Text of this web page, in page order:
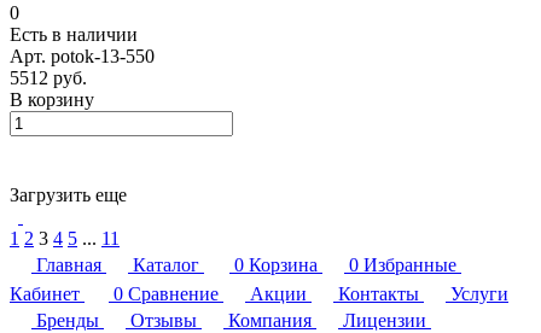
0
Есть в наличии
Арт. potok-13-550
5512 руб.
В корзину
Загрузить еще
1 2 3 4 5 ... 11
Главная
Каталог 0 Корзина 0 Избранные
Кабинет
0 Сравнение Акции Контакты
Услуги
Бренды
Отзывы Компания
Лицензии